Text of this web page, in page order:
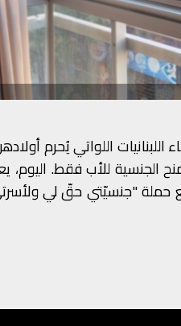
اللبنانيات اللواتي يُحرم
إلى عام 1925 ويمنح الجنسية
مع حملة "جنسيّتي حقّ لي